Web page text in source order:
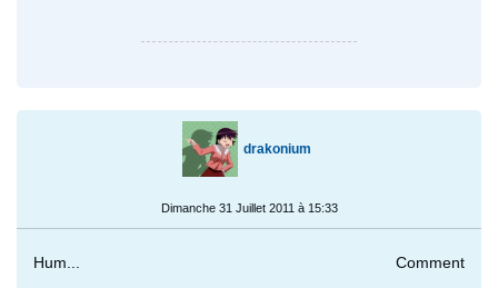
drakonium
Dimanche 31 Juillet 2011 à 15:33
Hum... Comment